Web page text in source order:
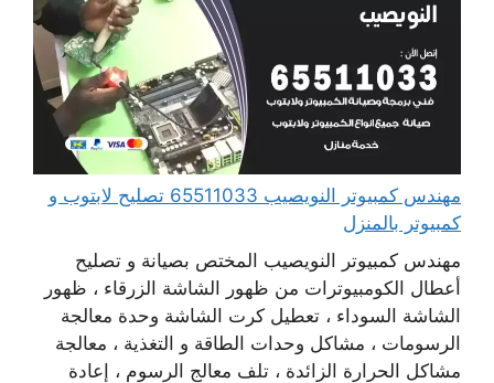
مهندس كمبيوتر النويصيب 65511033 تصليح لابتوب و
كمبيوتر بالمنزل
مهندس كمبيوتر النويصيب المختص بصيانة و تصليح
أعطال الكومبيوترات من ظهور الشاشة الزرقاء ، ظهور
الشاشة السوداء ، تعطيل كرت الشاشة وحدة معالجة
الرسومات ، مشاكل وحدات الطاقة و التغذية ، معالجة
مشاكل الحرارة الزائدة ، تلف معالج الرسوم ، إعادة